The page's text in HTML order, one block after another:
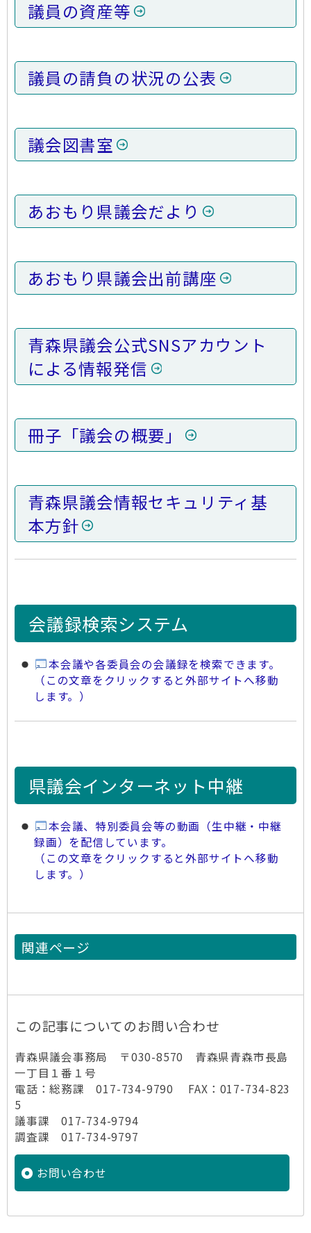
議員の資産等
議員の請負の状況の公表
議会図書室
あおもり県議会だより
あおもり県議会出前講座
青森県議会公式SNSアカウント
による情報発信
冊子「議会の概要」
青森県議会情報セキュリティ基
本方針
会議録検索システム
本会議や各委員会の会議録を検索できます。
（この文章をクリックすると外部サイトへ移動
します。）
県議会インターネット中継
本会議、特別委員会等の動画（生中継・中継
録画）を配信しています。
（この文章をクリックすると外部サイトへ移動
します。）
関連ページ
この記事についてのお問い合わせ
青森県議会事務局 〒030-8570 青森県青森市長島
一丁目１番１号
電話：総務課 017-734-9790 FAX：017-734-823
5
議事課 017-734-9794
調査課 017-734-9797
お問い合わせ